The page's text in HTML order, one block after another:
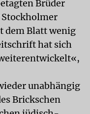
Brüder
dem Blatt wenig
hat sich
unabhängig
Brickschen